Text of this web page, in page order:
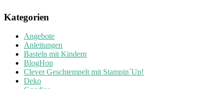
Kategorien
Angebote
Anleitungen
Basteln mit Kindern
BlogHop
Clever Geschtempelt mit Stampin´Up!
Deko